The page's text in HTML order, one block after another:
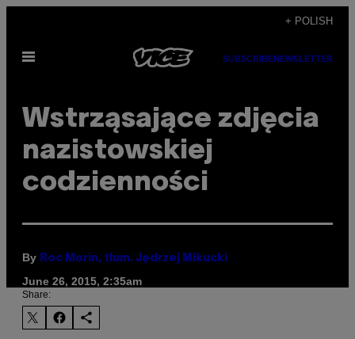
content
+ POLISH
Open
SUBSCRIBENEWSLETTER
Wstrząsające zdjęcia
nazistowskiej
codzienności
By Roc Morin, tłum. Jędrzej Mikucki
June 26, 2015, 2:35am
Share: